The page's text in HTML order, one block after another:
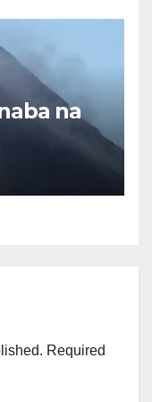
na
Required